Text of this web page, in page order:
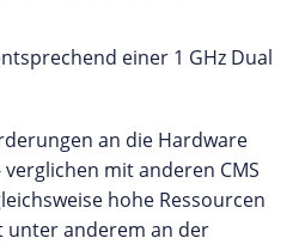
einer 1 GHz Dual
an die Hardware
mit anderen CMS
hohe Ressourcen
unter anderem an der